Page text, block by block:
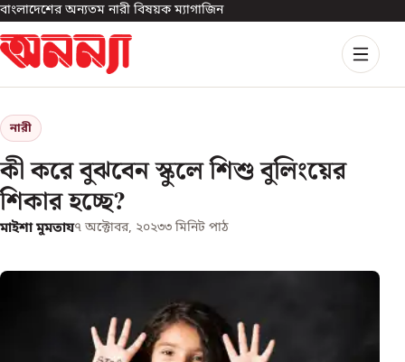
বাংলাদেশের অন্যতম নারী বিষয়ক ম্যাগাজিন
নারী
কী করে বুঝবেন স্কুলে শিশু বুলিংয়ের
শিকার হচ্ছে?
মাইশা মুমতায৭ অক্টোবর, ২০২৩৩ মিনিট পাঠ